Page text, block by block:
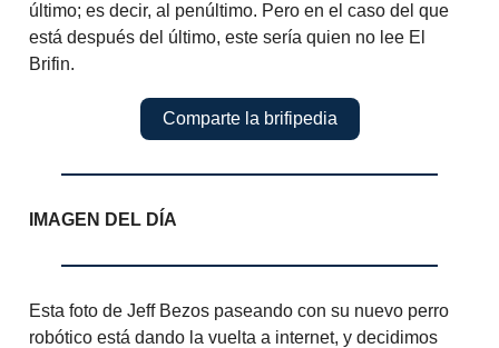
último; es decir, al penúltimo. Pero en el caso del que
está después del último, este sería quien no lee El
Brifin.
Comparte la brifipedia
IMAGEN DEL DÍA
Esta foto de Jeff Bezos paseando con su nuevo perro
robótico está dando la vuelta a internet, y decidimos